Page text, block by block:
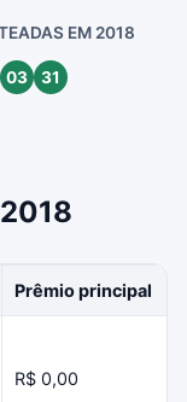
EM 2018
03 31
Prêmio principal
R$ 0,00